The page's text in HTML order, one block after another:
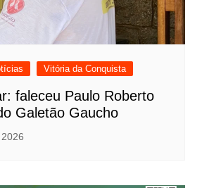
Vitória da Conquista
faleceu Paulo Roberto
Galetão Gaucho